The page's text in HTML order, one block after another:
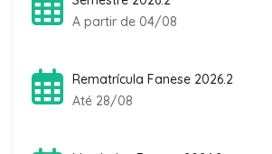
Semestre 2026.2
A partir de 04/08
Rematrícula Fanese 2026.2